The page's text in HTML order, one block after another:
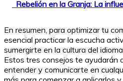
Rebelión en la Granja: La
En resumen, para optimizar tu
esencial practicar la escucha
sumergirte en la cultura del
Estos tres consejos te ayudarán
entender y comunicarte en